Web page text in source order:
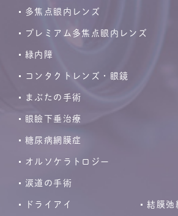
多焦点眼内レンズ
プレミアム多焦点眼内レンズ
緑内障
コンタクトレンズ・眼鏡
まぶたの手術
眼瞼下垂治療
糖尿病網膜症
オルソケラトロジー
涙道の手術
ドライアイ
結膜弛